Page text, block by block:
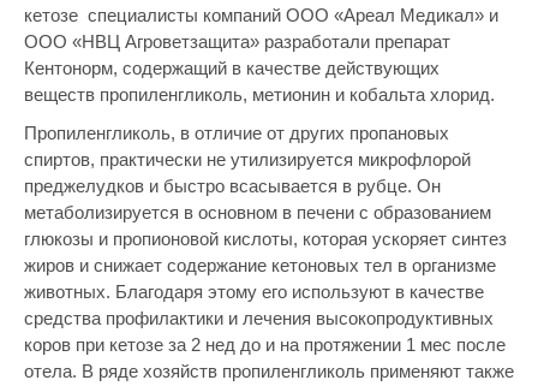
кетозе специалисты компаний ООО «Ареал Медикал» и
ООО «НВЦ Агроветзащита» разработали препарат
Кентонорм, содержащий в качестве действующих
веществ пропиленгликоль, метионин и кобальта хлорид.
Пропиленгликоль, в отличие от других пропановых
спиртов, практически не утилизируется микрофлорой
преджелудков и быстро всасывается в рубце. Он
метаболизируется в основном в печени с образованием
глюкозы и пропионовой кислоты, которая ускоряет синтез
жиров и снижает содержание кетоновых тел в организме
животных. Благодаря этому его используют в качестве
средства профилактики и лечения высокопродуктивных
коров при кетозе за 2 нед до и на протяжении 1 мес после
отела. В ряде хозяйств пропиленгликоль применяют также